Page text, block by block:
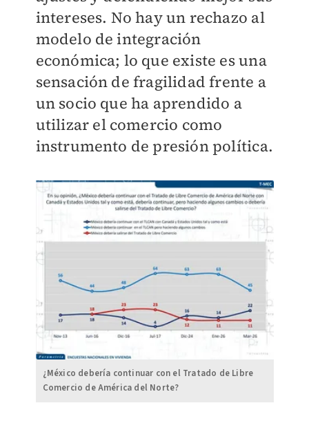
intereses. No hay un rechazo al
modelo de integración
económica; lo que existe es una
sensación de fragilidad frente a
un socio que ha aprendido a
utilizar el comercio como
instrumento de presión política.
¿México debería continuar con el Tratado de Libre
Comercio de América del Norte?